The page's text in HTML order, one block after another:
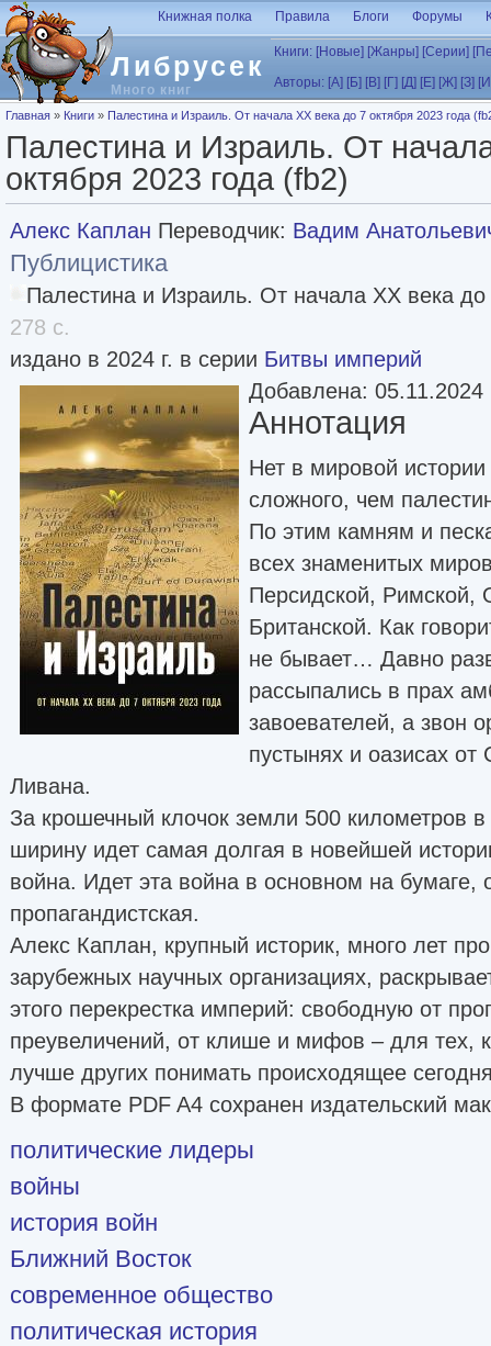
Перейти к основному содержанию
Либрусек
Много книг
Книжная полка Правила Блоги Форумы
Книги: [Новые] [Жанры] [Серии]
Авторы: [А] [Б] [В] [Г] [Д] [Е] [Ж] [З]
Вы здесь
Главная » Книги » Палестина и Израиль. От начала XX века до 7 октября 2023 года
Палестина и Израиль. От
октября 2023 года (fb2)
Алекс Каплан Переводчик: Вадим
Публицистика
Палестина и Израиль. От начала XX века
278 с.
издано в 2024 г. в серии Битвы империй
Добавлена: 05.11.2024
Аннотация
Нет в мировой
сложного, чем
По этим камням и
всех знаменитых
Персидской, Римской,
Британской. Как
не бывает… Давно
рассыпались в прах
завоевателей, а звон
пустынях и оазисах от
Ливана.
За крошечный клочок земли 500 километров
ширину идет самая долгая в новейшей
война. Идет эта война в основном на бумаге,
пропагандистская.
Алекс Каплан, крупный историк, много лет
зарубежных научных организациях,
этого перекрестка империй: свободную от
преувеличений, от клише и мифов – для тех,
лучше других понимать происходящее
В формате PDF A4 сохранен издательский
политические лидеры
войны
история войн
Ближний Восток
современное общество
политическая история